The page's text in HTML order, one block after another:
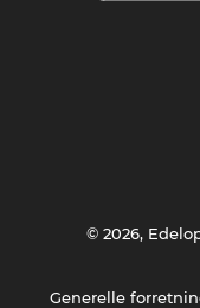
Generelle
© 2026,